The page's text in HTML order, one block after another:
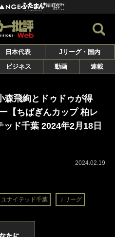
日本代表
Jリーグ・国内
ビジネス 動画 連載
森飛絢とドゥドゥが得
【ちばぎんカップ 柏レ
ド千葉 2024年2月18日
2024.02.19
ユナイテッド千葉 Ｊリーグ